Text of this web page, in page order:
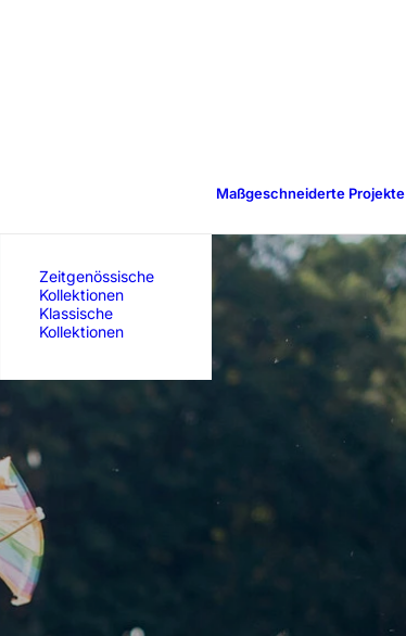
Zeitgenössische
Kollektionen
Klassische
Kollektionen
Maßgeschneiderte Projekte